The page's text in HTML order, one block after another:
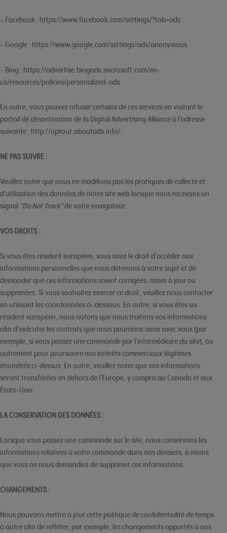
- Facebook : https://www.facebook.com/settings/?tab=ads
- Google : https://www.google.com/settings/ads/anonymous
- Bing : https://advertise.bingads.microsoft.com/en-
us/resources/policies/personalized-ads
En outre, vous pouvez refuser certains de ces services en visitant le
portail de désactivation de la Digital Advertising Alliance à l'adresse
suivante : http://optout.aboutads.info/.
NE PAS SUIVRE :
Veuillez noter que nous ne modifions pas les pratiques de collecte et
d'utilisation des données de notre site web lorsque nous recevons un
signal "Do Not Track"de votre navigateur.
VOS DROITS :
Si vous êtes résident européen, vous avez le droit d'accéder aux
informations personnelles que nous détenons à votre sujet et de
demander que ces informations soient corrigées, mises à jour ou
supprimées. Si vous souhaitez exercer ce droit, veuillez nous contacter
en utilisant les coordonnées ci-dessous. En outre, si vous êtes un
résident européen, nous notons que nous traitons vos informations
afin d'exécuter les contrats que nous pourrions avoir avec vous (par
exemple, si vous passez une commande par l'intermédiaire du site), ou
autrement pour poursuivre nos intérêts commerciaux légitimes
énumérés ci-dessus. En outre, veuillez noter que vos informations
seront transférées en dehors de l'Europe, y compris au Canada et aux
États-Unis.
LA CONSERVATION DES DONNÉES :
Lorsque vous passez une commande sur le site, nous conservons les
informations relatives à votre commande dans nos dossiers, à moins
que vous ne nous demandiez de supprimer ces informations.
CHANGEMENTS :
Nous pouvons mettre à jour cette politique de confidentialité de temps
à autre afin de refléter, par exemple, les changements apportés à nos